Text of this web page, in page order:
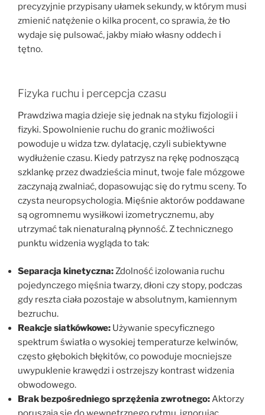
precyzyjnie przypisany ułamek sekundy, w którym musi
zmienić natężenie o kilka procent, co sprawia, że tło
wydaje się pulsować, jakby miało własny oddech i
tętno.
Fizyka ruchu i percepcja czasu
Prawdziwa magia dzieje się jednak na styku fizjologii i
fizyki. Spowolnienie ruchu do granic możliwości
powoduje u widza tzw. dylatację, czyli subiektywne
wydłużenie czasu. Kiedy patrzysz na rękę podnoszącą
szklankę przez dwadzieścia minut, twoje fale mózgowe
zaczynają zwalniać, dopasowując się do rytmu sceny. To
czysta neuropsychologia. Mięśnie aktorów poddawane
są ogromnemu wysiłkowi izometrycznemu, aby
utrzymać tak nienaturalną płynność. Z technicznego
punktu widzenia wygląda to tak:
Separacja kinetyczna:Zdolność izolowania ruchu
pojedynczego mięśnia twarzy, dłoni czy stopy, podczas
gdy reszta ciała pozostaje w absolutnym, kamiennym
bezruchu.
Reakcje siatkówkowe: Używanie specyficznego
spektrum światła o wysokiej temperaturze kelwinów,
często głębokich błękitów, co powoduje mocniejsze
uwypuklenie krawędzi i ostrzejszy kontrast widzenia
obwodowego.
Brak bezpośredniego sprzężenia zwrotnego:Aktorzy